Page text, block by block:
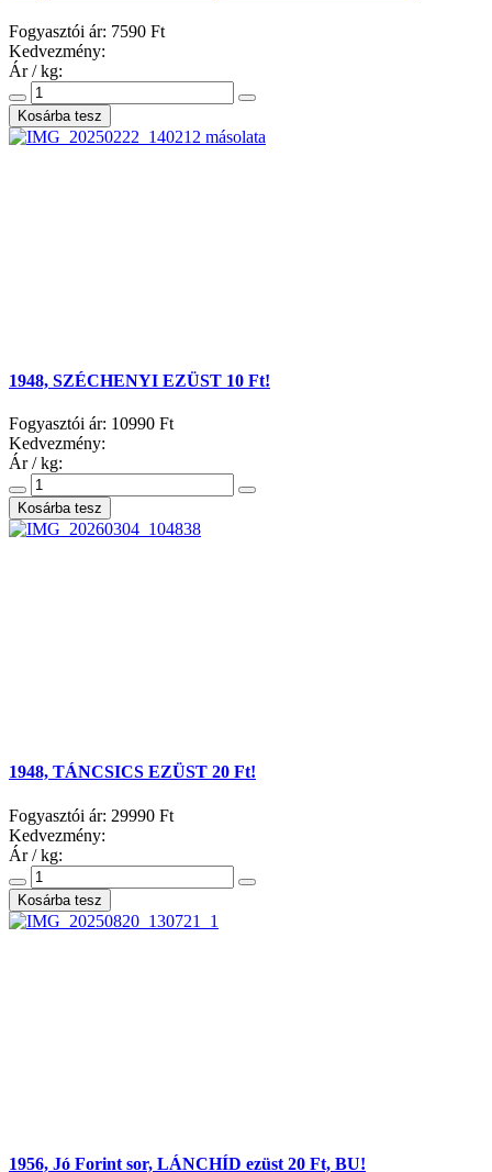
Fogyasztói ár: 7590 Ft
Kedvezmény:
Ár / kg:
1948, SZÉCHENYI EZÜST 10 Ft!
Fogyasztói ár: 10990 Ft
Kedvezmény:
Ár / kg:
1948, TÁNCSICS EZÜST 20 Ft!
Fogyasztói ár: 29990 Ft
Kedvezmény:
Ár / kg:
1956, Jó Forint sor, LÁNCHÍD ezüst 20 Ft, BU!